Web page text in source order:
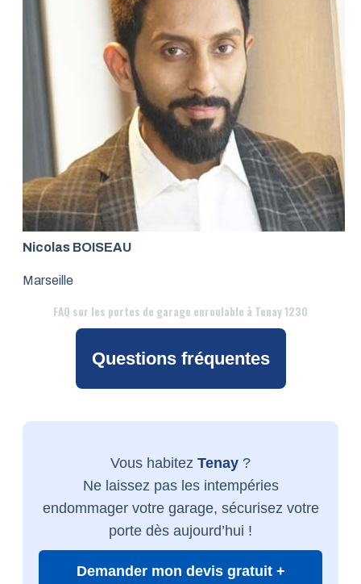
Nicolas BOISEAU
Marseille
FAQ sur les portes de garage enroulable à Tenay 1230
Questions fréquentes
Vous habitez Tenay ?
Ne laissez pas les intempéries
endommager votre garage, sécurisez votre
porte dès aujourd’hui !
Demander mon devis gratuit +